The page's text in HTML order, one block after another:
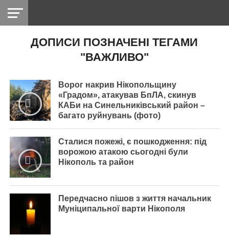
НІКОПОЛЬ
РАДІО
ДОПИСИ ПОЗНАЧЕНІ ТЕГАМИ
"ВАЖЛИВО"
Ворог накрив Нікопольщину
«Градом», атакував БпЛА, скинув
КАБи на Синельниківський район –
багато руйнувань (фото)
Сталися пожежі, є пошкодження: під
ворожою атакою сьогодні були
Нікополь та район
Передчасно пішов з життя начальник
Муніципальної варти Нікополя